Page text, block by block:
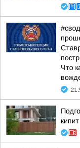
Что
кипит